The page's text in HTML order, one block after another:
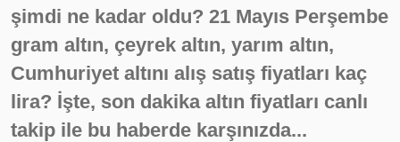
şimdi ne kadar oldu? 21 Mayıs Perşembe
gram altın, çeyrek altın, yarım altın,
Cumhuriyet altını alış satış fiyatları kaç
lira? İşte, son dakika altın fiyatları canlı
takip ile bu haberde karşınızda...